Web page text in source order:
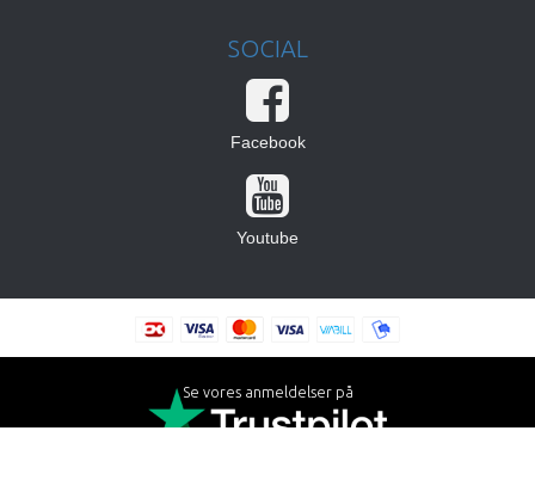
SOCIAL
Facebook
Youtube
Se vores anmeldelser på